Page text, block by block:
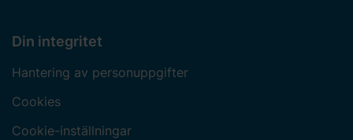
Din integritet
Hantering av personuppgifter
Cookies
Cookie-inställningar